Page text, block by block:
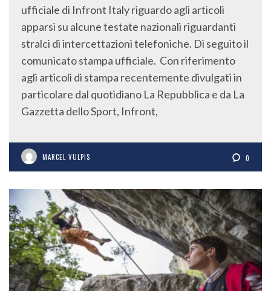
ufficiale di Infront Italy riguardo agli articoli
apparsi su alcune testate nazionali riguardanti
stralci di intercettazioni telefoniche. Di seguito il
comunicato stampa ufficiale. Con riferimento
agli articoli di stampa recentemente divulgati in
particolare dal quotidiano La Repubblica e da La
Gazzetta dello Sport, Infront,
MARCEL VULPIS 0